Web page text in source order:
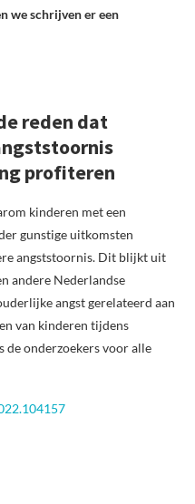
we schrijven er een
reden dat
profiteren
kinderen met een
gunstige uitkomsten
angststoornis. Dit blijkt uit
andere Nederlandse
angst gerelateerd aan
van kinderen tijdens
de onderzoekers voor alle